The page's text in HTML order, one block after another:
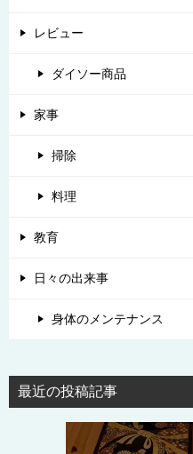
レビュー
ダイソー商品
家事
掃除
料理
教育
日々の出来事
身体のメンテナンス
最近の投稿記事